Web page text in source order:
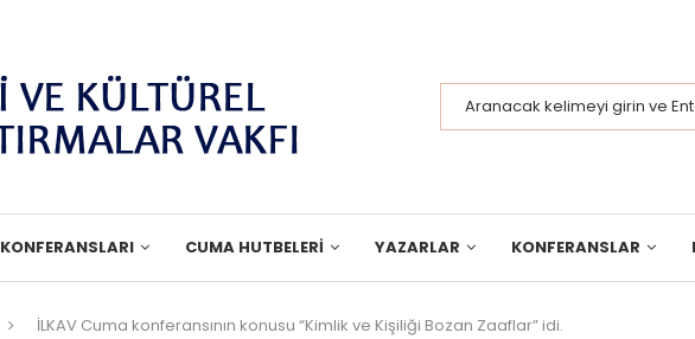
CUMA HUTBELERI YAZARLAR KONFERANSLAR
İLKAV Cuma konferansının konusu “Kimlik ve Kişiliği Bozan Zaaflar” idi.